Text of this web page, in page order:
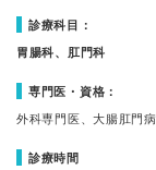
診療科目：
胃腸科、肛門科
専門医・資格：
外科専門医、大腸肛門
診療時間